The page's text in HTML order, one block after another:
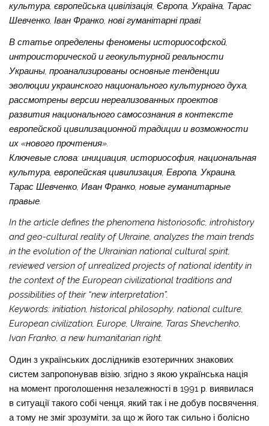
культура, європейська цивілізація, Європа, Україна, Тарас
Шевченко, Іван Франко, нові гуманітарні праві.
В статье определены феномены историософской,
интроисторической и геокультурной реальности
Украины, проанализированы основные тенденции
эволюции украинского национального культурного духа,
рассмотрены версии нереализованных проектов
развития национального самосознания в контексте
европейской цивилизационной традиции и возможности
их «нового прочтения».
Ключевые слова: инициация, историософия, национальная
культура, европейская цивилизация, Европа, Украина,
Тарас Шевченко, Иван Франко, новые гуманитарные
правые.
In the article defines the phenomena historiosofic, introhistory
and geo-cultural reality of Ukraine, analyzes the main trends
in the evolution of the Ukrainian national cultural spirit,
reviewed version of unrealized projects of national identity in
the context of the European civilizational traditions and
possibilities of their “new interpretation”.
Keywords: initiation, historical philosophy, national culture,
European civilization, Europe, Ukraine, Taras Shevchenko,
Ivan Franko, a new humanitarian right.
Один з українських дослідників езотеричних знакових
систем запропонував візію, згідно з якою українська нація
на момент проголошення незалежності в 1991 р. виявилася
в ситуації такого собі ченця, який так і не добув посвячення,
а тому не зміг зрозуміти, за що ж його так сильно і болісно